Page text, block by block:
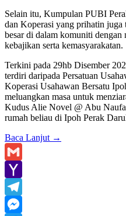
Selain itu, Kumpulan PUBI
dan Koperasi yang prihatin juga
besar di dalam komuniti
kebajikan serta kemasyarakatan.
Terkini pada 29hb Disember
terdiri daripada Persatuan
Koperasi Usahawan Bersatu
meluangkan masa untuk
Kudus Alie Novel @ Abu
rumah beliau di Ipoh Perak
Baca Lanjut →
Gmail
Yahoo
Mail
Telegram